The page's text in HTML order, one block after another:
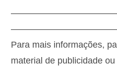
Para mais informações,
material de publicidade